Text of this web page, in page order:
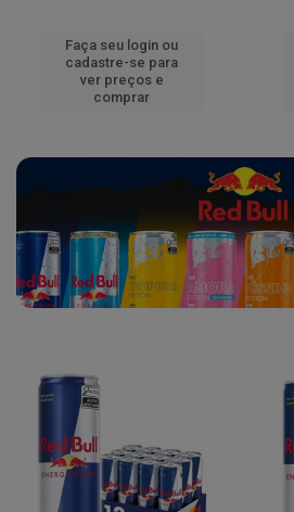
Faça seu login ou
cadastre-se para
ver preços e
comprar